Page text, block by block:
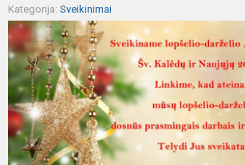
Kategorija: Sveikinimai